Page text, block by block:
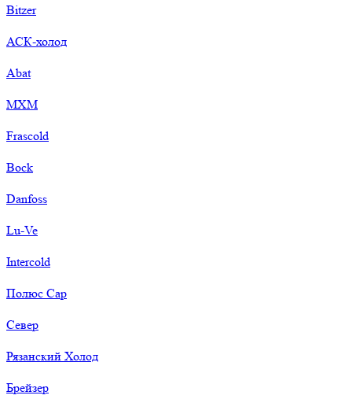
Bitzer
АСК-холод
Abat
МХМ
Frascold
Bock
Danfoss
Lu-Ve
Intercold
Полюс Сар
Север
Рязанский Холод
Брейзер